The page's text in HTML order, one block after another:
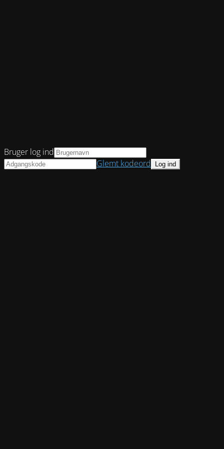
Bruger log ind
Glemt kodeord